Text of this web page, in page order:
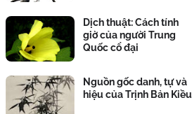
Dịch thuật: Cách tính
giờ của người Trung
Quốc cổ đại
Nguồn gốc danh, tự và
hiệu của Trịnh Bản Kiều